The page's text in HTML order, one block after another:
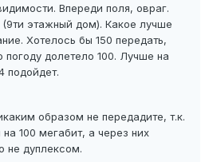
Впереди поля, овраг.
этажный дом). Какое лучше
Хотелось бы 150 передать,
долетело 100. Лучше на
подойдет.
образом не передадите, т.к.
100 мегабит, а через них
не дуплексом.